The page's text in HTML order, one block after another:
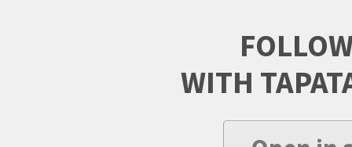
WITH